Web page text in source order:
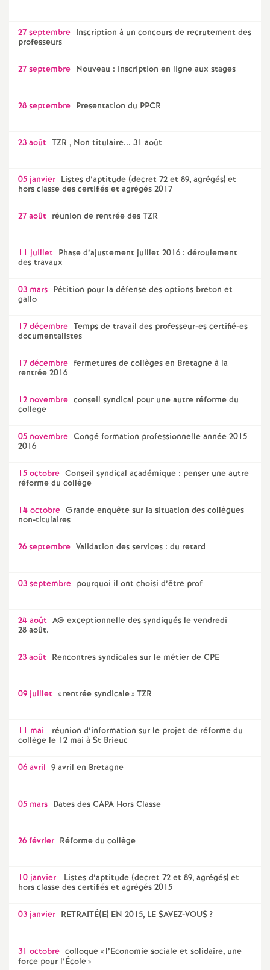
d
d
é
r
a
n
s
T
r
s
27 septembre Inscription à un concours de recrutement des
professeurs
27 septembre Nouveau : inscription en ligne aux stages
28 septembre Presentation du PPCR
23 août TZR , Non titulaire... 31 août
05 janvier Listes d’aptitude (decret 72 et 89, agrégés) et
hors classe des certifiés et agrégés 2017
27 août réunion de rentrée des TZR
11 juillet Phase d’ajustement juillet 2016 : déroulement
des travaux
03 mars Pétition pour la défense des options breton et
gallo
17 décembre Temps de travail des professeur-es certifié-es
documentalistes
17 décembre fermetures de collèges en Bretagne à la
rentrée 2016
12 novembre conseil syndical pour une autre réforme du
college
05 novembre Congé formation professionnelle année 2015
2016
15 octobre Conseil syndical académique : penser une autre
réforme du collège
14 octobre Grande enquête sur la situation des collègues
non-titulaires
26 septembre Validation des services : du retard
03 septembre pourquoi il ont choisi d’être prof
24 août AG exceptionnelle des syndiqués le vendredi
28 août.
23 août Rencontres syndicales sur le métier de CPE
09 juillet « rentrée syndicale» TZR
11 mai
réunion d’information sur le projet de réforme du
collège le 12 mai à St Brieuc
06 avril 9 avril en Bretagne
05 mars Dates des CAPA Hors Classe
26 février Réforme du collège
10 janvier
Listes d’aptitude (decret 72 et 89, agrégés) et
hors classe des certifiés et agrégés 2015
03 janvier RETRAITÉ(E) EN 2015, LE SAVEZ-VOUS?
31 octobre colloque « l’Economie sociale et solidaire, une
force pour l’École»